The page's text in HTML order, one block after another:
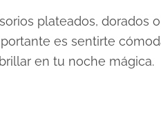
plateados, dorados
es sentirte
en tu noche mágica.